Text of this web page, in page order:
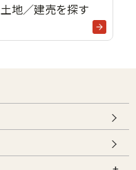
土地／建売を探す